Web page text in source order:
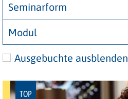
Seminarform
Modul
Ausgebuchte ausblenden
TOP